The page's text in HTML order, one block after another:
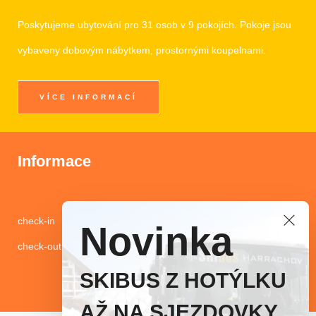
Novinka
SKIBUS Z HOTÝLKU
Poskytujeme ubytování pro 31 osob v 9 pokojích. Pokoje jsou
vybaveny dobovým nábytkem, prostornými koupelnami.
VÍCE INFORMACÍ
Informace
check-in 15:00-18:00 hod.
check-out 10:00 hod.